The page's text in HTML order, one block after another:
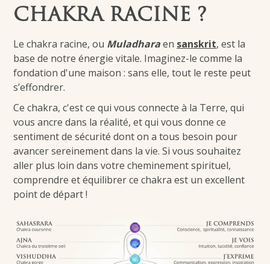
CHAKRA RACINE ?
Le chakra racine, ou Muladharaen sanskrit, est la
base de notre énergie vitale. Imaginez-le comme la
fondation d'une maison : sans elle, tout le reste peut
s’effondrer.
Ce chakra, c'est ce qui vous connecte à la Terre, qui
vous ancre dans la réalité, et qui vous donne ce
sentiment de sécurité dont on a tous besoin pour
avancer sereinement dans la vie. Si vous souhaitez
aller plus loin dans votre cheminement spirituel,
comprendre et équilibrer ce chakra est un excellent
point de départ !